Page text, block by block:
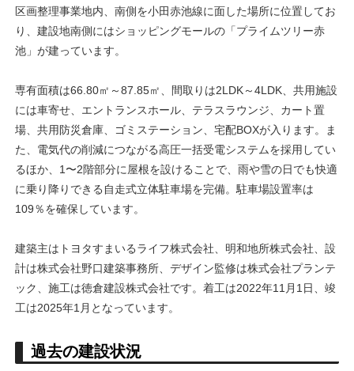
区画整理事業地内、南側を小田赤池線に面した場所に位置してお
り、建設地南側にはショッピングモールの「プライムツリー赤
池」が建っています。
専有面積は66.80㎡～87.85㎡、間取りは2LDK～4LDK、共用施設
には車寄せ、エントランスホール、テラスラウンジ、カート置
場、共用防災倉庫、ゴミステーション、宅配BOXが入ります。ま
た、電気代の削減につながる高圧一括受電システムを採用してい
るほか、1〜2階部分に屋根を設けることで、雨や雪の日でも快適
に乗り降りできる自走式立体駐車場を完備。駐車場設置率は
109％を確保しています。
建築主はトヨタすまいるライフ株式会社、明和地所株式会社、設
計は株式会社野口建築事務所、デザイン監修は株式会社プランテ
ック、施工は徳倉建設株式会社です。着工は2022年11月1日、竣
工は2025年1月となっています。
過去の建設状況